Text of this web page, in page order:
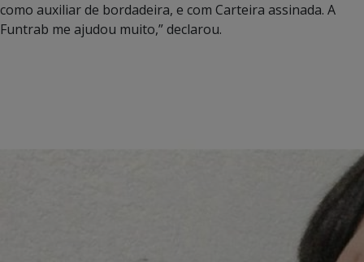
como auxiliar de bordadeira, e com Carteira assinada. A
Funtrab me ajudou muito,” declarou.